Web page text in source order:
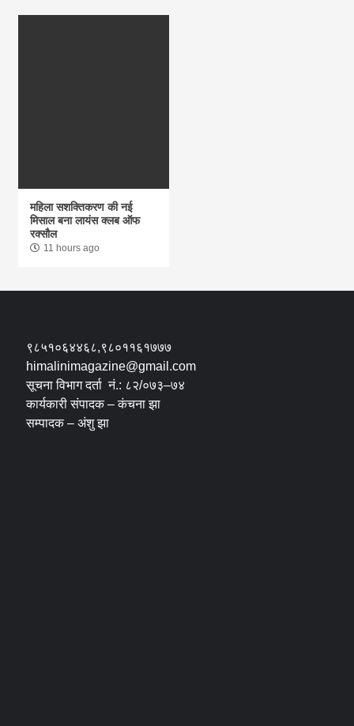
महिला सशक्तिकरण की नई
मिसाल बना लायंस क्लब ऑफ
रक्सौल
11 hours ago
९८५१०६४४६८,९८०११६१७७७
himalinimagazine@gmail.com
सूचना विभाग दर्ता नं.: ८२/०७३–७४
कार्यकारी संपादक – कंचना झा
सम्पादक – अंशु झा